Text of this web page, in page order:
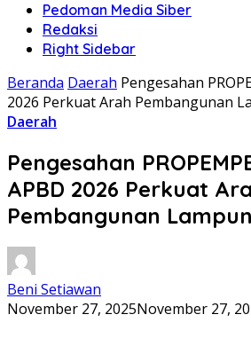
Pedoman Media Siber
Redaksi
Right Sidebar
Beranda Daerah Pengesahan
2026 Perkuat Arah Pembangunan
Daerah
Pengesahan
APBD 2026 Perkuat
Pembangunan
Beni Setiawan
November 27, 2025November 27,